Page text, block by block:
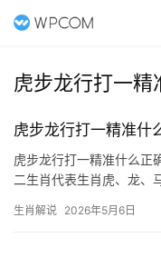
虎步龙行打一精
虎步龙行打一精准什
虎步龙行打一精准什么正
二生肖代表生肖虎、龙、
礴、行动果决，而这一特
生肖解说 2026年5月6日